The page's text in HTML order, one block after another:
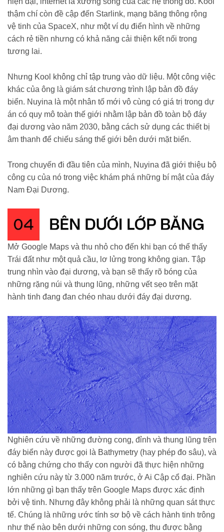
thậm chí còn đề cập đến Starlink, mạng băng thông rộng
vệ tinh của SpaceX, như một ví dụ điển hình về những
cách rẻ tiền nhưng có khả năng cải thiện kết nối trong
tương lai.
Nhưng Kool không chỉ tập trung vào dữ liệu. Một công việc
khác của ông là giám sát chương trình lập bản đồ đáy
biển. Nuyina là một nhân tố mới vô cùng có giá trị trong dự
án có quy mô toàn thế giới nhằm lập bản đồ toàn bộ đáy
đại dương vào năm 2030, bằng cách sử dụng các thiết bị
âm thanh để chiếu sáng thế giới bên dưới mặt biển.
Trong chuyến đi đầu tiên của mình, Nuyina đã giới thiệu bộ
công cụ của nó trong việc khám phá những bí mật của đáy
Nam Đại Dương.
Mở Google Maps và thu nhỏ cho đến khi bạn có thể thấy
Trái đất như một quả cầu, lơ lửng trong không gian. Tập
trung nhìn vào đại dương, và bạn sẽ thấy rõ bóng của
những rặng núi và thung lũng, những vết sẹo trên mặt
hành tinh đang đan chéo nhau dưới đáy đại dương.
Nghiên cứu về những đường cong, đỉnh và thung lũng trên
đáy biển này được gọi là Bathymetry (hay phép đo sâu), và
có bằng chứng cho thấy con người đã thực hiện những
nghiên cứu này từ 3.000 năm trước, ở Ai Cập cổ đại. Phần
lớn những gì bạn thấy trên Google Maps được xác định
bởi vệ tinh. Nhưng đây không phải là những quan sát thực
tế. Chúng là những ước tính sơ bộ về cách hành tinh trông
như thế nào bên dưới những con sóng, thu được bằng